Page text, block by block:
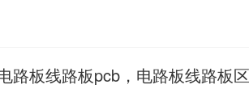
路板线路板pcb，电路板线路板